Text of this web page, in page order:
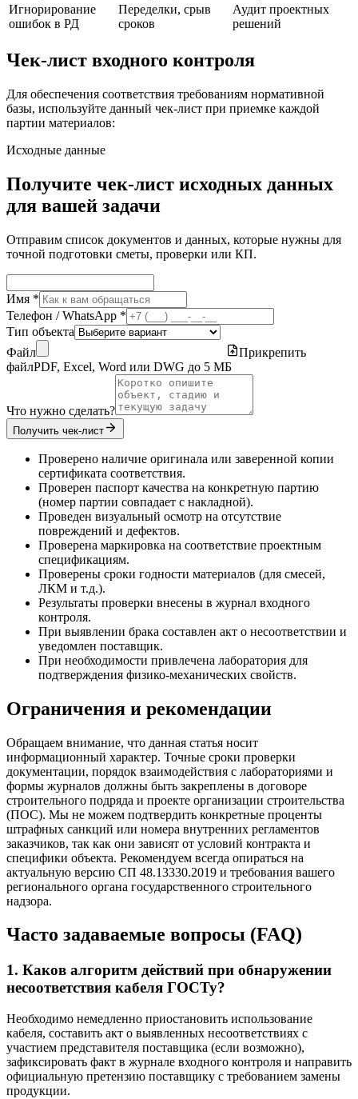
Игнорирование
ошибок в РД
Переделки, срыв
сроков
Аудит проектных
решений
Чек-лист входного контроля
Для обеспечения соответствия требованиям нормативной
базы, используйте данный чек-лист при приемке каждой
партии материалов:
Исходные данные
Получите чек-лист исходных данных
для вашей задачи
Отправим список документов и данных, которые нужны для
точной подготовки сметы, проверки или КП.
Имя *
Телефон / WhatsApp *
Тип объекта
Файл
Прикрепить
файлPDF, Excel, Word или DWG до 5 МБ
Что нужно сделать?
Получить чек-лист
Проверено наличие оригинала или заверенной копии
сертификата соответствия.
Проверен паспорт качества на конкретную партию
(номер партии совпадает с накладной).
Проведен визуальный осмотр на отсутствие
повреждений и дефектов.
Проверена маркировка на соответствие проектным
спецификациям.
Проверены сроки годности материалов (для смесей,
ЛКМ и т.д.).
Результаты проверки внесены в журнал входного
контроля.
При выявлении брака составлен акт о несоответствии и
уведомлен поставщик.
При необходимости привлечена лаборатория для
подтверждения физико-механических свойств.
Ограничения и рекомендации
Обращаем внимание, что данная статья носит
информационный характер. Точные сроки проверки
документации, порядок взаимодействия с лабораториями и
формы журналов должны быть закреплены в договоре
строительного подряда и проекте организации строительства
(ПОС). Мы не можем подтвердить конкретные проценты
штрафных санкций или номера внутренних регламентов
заказчиков, так как они зависят от условий контракта и
специфики объекта. Рекомендуем всегда опираться на
актуальную версию СП 48.13330.2019 и требования вашего
регионального органа государственного строительного
надзора.
Часто задаваемые вопросы (FAQ)
1. Каков алгоритм действий при обнаружении
несоответствия кабеля ГОСТу?
Необходимо немедленно приостановить использование
кабеля, составить акт о выявленных несоответствиях с
участием представителя поставщика (если возможно),
зафиксировать факт в журнале входного контроля и направить
официальную претензию поставщику с требованием замены
продукции.